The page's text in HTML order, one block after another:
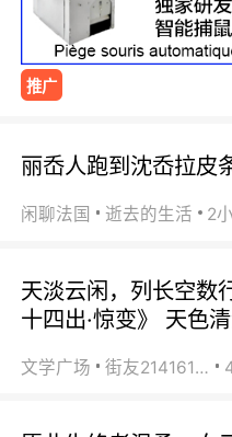
推广
丽岙人跑到沈岙拉皮
闲聊法国 逝去的生活 2
天淡云闲，列长空数
十四出·惊变》 天色
文学广场 街友21416156